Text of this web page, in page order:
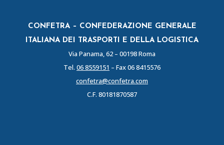
CONFETRA – CONFEDERAZIONE GENERALE
ITALIANA DEI TRASPORTI E DELLA LOGISTICA
Via Panama, 62 – 00198 Roma
Tel. 06 8559151 – Fax 06 8415576
confetra@confetra.com
C.F. 80181870587